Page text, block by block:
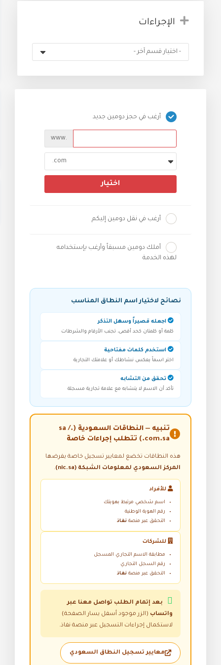
الإجراءات
أرغب في حجز دومين جديد
www.
اختيار
أرغب في نقل دومين إليكم
أملك دومين مسبقاً وأرغب بإستخدامه
لهذه الخدمة
نصائح لاختيار اسم النطاق المناسب
اجعله قصيراً وسهل التذكر
كلمة أو كلمتان كحد أقصى، تجنب الأرقام والشرطات
استخدم كلمات مفتاحية
اختر اسماً يعكس نشاطك أو علامتك التجارية
تحقق من التشابه
تأكد أن الاسم لا يتشابه مع علامة تجارية مسجلة
تنبيه — النطاقات السعودية (.sa /
.com.sa) تتطلب إجراءات خاصة
هذه النطاقات تخضع لمعايير تسجيل خاصة يفرضها
المركز السعودي لمعلومات الشبكة (nic.sa)
.
للأفراد
اسم شخصي مرتبط بهويتك
رقم الهوية الوطنية
التحقق عبر منصة نفاذ
للشركات
مطابقة الاسم التجاري المسجل
رقم السجل التجاري
التحقق عبر منصة نفاذ
بعد إتمام الطلب تواصل معنا عبر
واتساب (الزر موجود أسفل يسار الصفحة)
لاستكمال إجراءات التسجيل عبر منصة نفاذ.
معايير تسجيل النطاق السعودي